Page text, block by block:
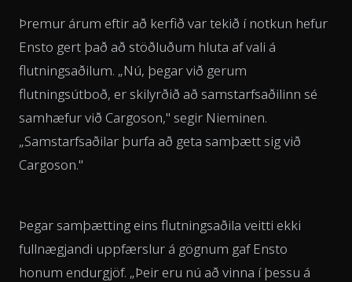
Þremur árum eftir að kerfið var tekið í notkun hefur
Ensto gert það að stöðluðum hluta af vali á
flutningsaðilum. „Nú, þegar við gerum
flutningsútboð, er skilyrðið að samstarfsaðilinn sé
samhæfur við Cargoson," segir Nieminen.
„Samstarfsaðilar þurfa að geta samþætt sig við
Cargoson."
Þegar samþætting eins flutningsaðila veitti ekki
fullnægjandi uppfærslur á gögnum gaf Ensto
honum endurgjöf. „Þeir eru nú að vinna í þessu á